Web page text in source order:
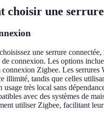
choisir une
une serrure connectée,
connexion. Les options
Zigbee. Les serrures
illimité, tandis que celles
usage très local sans
avec des systèmes de
utiliser Zigbee, facilitant